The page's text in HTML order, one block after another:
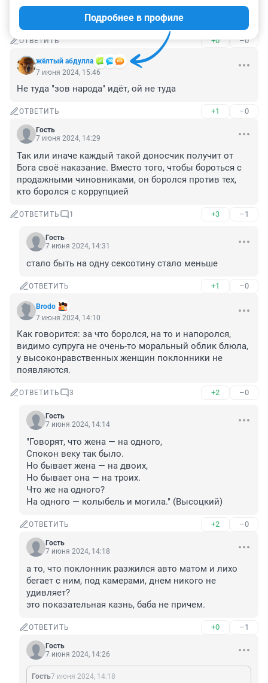
и вот каждая псевдопатриотическая бандитская
дрянь прикрывается народом
ОТВЕТИТЬ +0 –0
жёлтый абдулла
Подробнее в профиле
7 июня 2024, 15:46
Не туда "зов народа" идёт, ой не туда
ОТВЕТИТЬ +1 –0
Гость
7 июня 2024, 14:29
Так или иначе каждый такой доносчик получит от
Бога своё наказание. Вместо того, чтобы бороться с
продажными чиновниками, он боролся против тех,
кто боролся с коррупцией
ОТВЕТИТЬ 1 +3 –1
Гость
7 июня 2024, 14:31
стало быть на одну сексотину стало меньше
ОТВЕТИТЬ +1 –0
Brodo
7 июня 2024, 14:10
Как говорится: за что боролся, на то и напоролся,
видимо супруга не очень-то моральный облик блюла,
у высоконравственных женщин поклонники не
появляются.
ОТВЕТИТЬ 3 +2 –0
Гость
7 июня 2024, 14:14
"Говорят, что жена — на одного,
Спокон веку так было.
Но бывает жена — на двоих,
Но бывает она — на троих.
Что же на одного?
На одного — колыбель и могила." (Высоцкий)
ОТВЕТИТЬ +2 –0
Гость
7 июня 2024, 14:18
а то, что поклонник разжился авто матом и лихо
бегает с ним, под камерами, днем никого не
удивляет?
это показательная казнь, баба не причем.
ОТВЕТИТЬ +0 –1
Гость
7 июня 2024, 14:26
Гость7 июня 2024, 14:18